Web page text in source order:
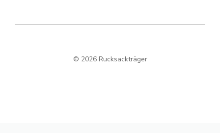
© 2026 Rucksackträger